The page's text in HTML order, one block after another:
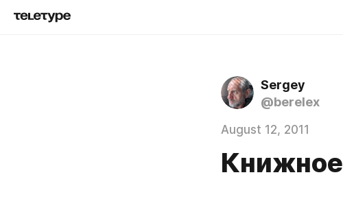
Sergey
@berelex
August 12, 2011
Книжное